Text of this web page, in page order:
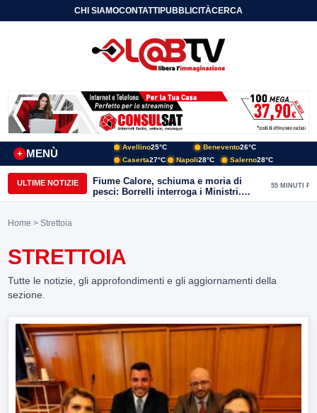
CHI SIAMOCONTATTIPUBBLICITÀCERCA
MENÙ
+
Avellino25°C Benevento26°C
Caserta27°C Napoli28°C Salerno28°C
ULTIME NOTIZIE
Fiume Calore, schiuma e moria di
pesci: Borrelli interroga i Ministri.
“Benevento paga l’assenza del
55 MINUTI FA
Home > Strettoia
STRETTOIA
Tutte le notizie, gli approfondimenti e gli aggiornamenti della
sezione.